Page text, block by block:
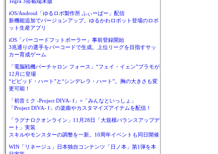
iOS/Android「ゆるロボ製作所 ふぃーばー」配信
新機能追加でバージョンアップ。ゆるかわロボット登場のロボ
ット生産アプリ
iOS「バーコードフットボーラー」事前登録開始
3兆通りの選手をバーコードで生成。上位リーグを目指すサッ
カー育成ゲーム
「電脳戦機バーチャロン フォース」“フェイ・イェン”プラモが
12月に登場
“ビビッド・ハート”と“シンデレラ・ハート”。胸の大きさも変
更可能！
「初音ミク -Project DIVA- f」×「みんなといっしょ」
「Project DIVA- f」の楽曲やカスタマイズアイテムを配信！
「ラグナロクオンライン」11月28日「大規模バランスアップデ
ート」実装
スキルやモンスターの調整を一新。10周年イベントも同日開催
WIN「リネージュ」日本独自コンテンツ「日ノ本」第1弾を本